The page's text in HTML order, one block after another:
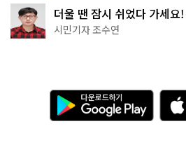
더울 땐 잠시 쉬었다 가세
·무더위쉼터까지
시민기자 조수연
다
운
로